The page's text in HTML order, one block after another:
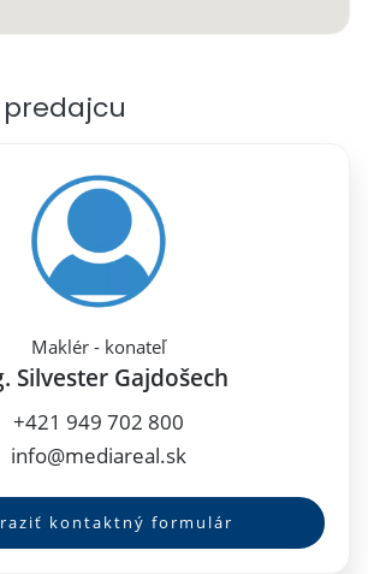
Maklér - konateľ
Silvester Gajdošech
+421 949 702 800
info@mediareal.sk
kontaktný formulár